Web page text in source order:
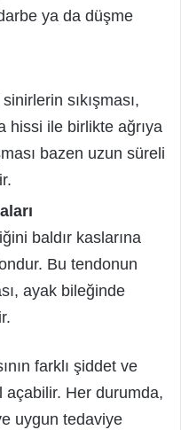
ya da düşme
sıkışması,
hissi ile birlikte ağrıya
bazen uzun süreli
baldır kaslarına
Bu tendonun
ayak bileğinde
farklı şiddet ve
açabilir. Her durumda,
uygun tedaviye